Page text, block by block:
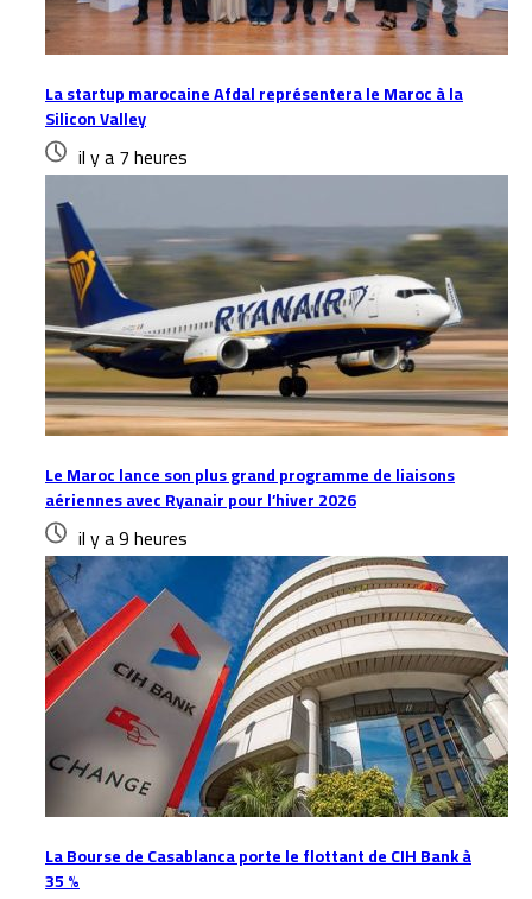
La startup marocaine Afdal représentera le Maroc à la
Silicon Valley
il y a 7 heures
Le Maroc lance son plus grand programme de liaisons
aériennes avec Ryanair pour l’hiver 2026
il y a 9 heures
La Bourse de Casablanca porte le flottant de CIH Bank à
35 %